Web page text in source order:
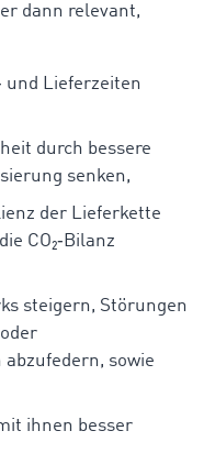
dann relevant,
und Lieferzeiten
durch bessere
senken,
der Lieferkette
CO₂‑Bilanz
steigern, Störungen
sowie
ihnen besser